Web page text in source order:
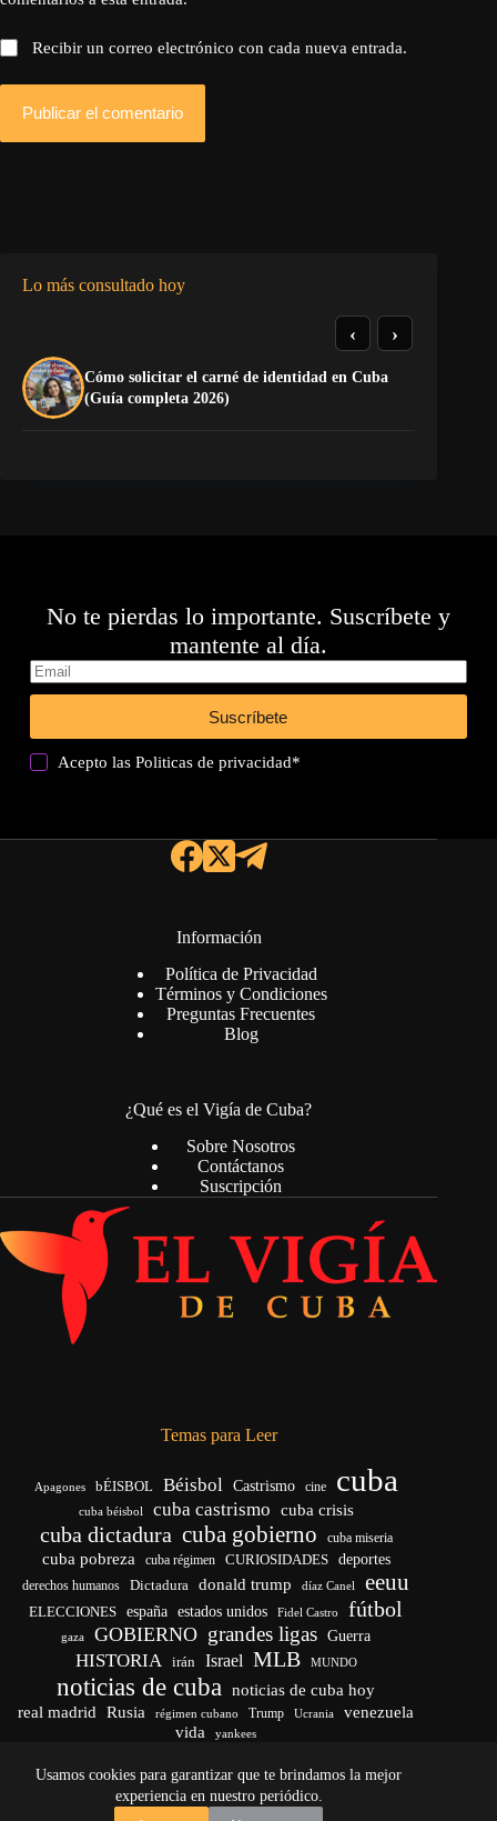
Usamos cookies para garantizar que te brindamos la mejor
experiencia en nuestro periódico.
Recibir un correo electrónico con cada nueva entrada.
Publicar el comentario
Lo más consultado hoy
Cómo solicitar el carné de identidad en Cuba
(Guía completa 2026)
‹ ›
No te pierdas lo importante. Suscríbete y
mantente al día.
Suscríbete
Acepto lasPoliticas de privacidad*
Información
Política de Privacidad
Términos y Condiciones
Preguntas Frecuentes
Blog
¿Qué es el Vigía de Cuba?
Sobre Nosotros
Contáctanos
Suscripción
Temas para Leer
Apagones bÉISBOL Béisbol Castrismo cine cuba
cuba béisbol cuba castrismo cuba crisis
cuba dictadura cuba gobierno cuba miseria
cuba pobreza cuba régimen CURIOSIDADES deportes
derechos humanos Dictadura donald trump díaz Canel eeuu
ELECCIONES españa estados unidos Fidel Castro fútbol
gaza GOBIERNO grandes ligas Guerra
HISTORIA irán Israel MLB MUNDO
noticias de cuba
noticias de cuba hoy
real madrid
Rusia régimen cubano Trump Ucrania venezuela
vida yankees
Fans of internet casino entertainment often explore skill-
Classic slot designs remain popular among online gaming
Classic fruit-themed slots remain part of nostalgic online
Copyright © 2026 - El Vigía de Cuba